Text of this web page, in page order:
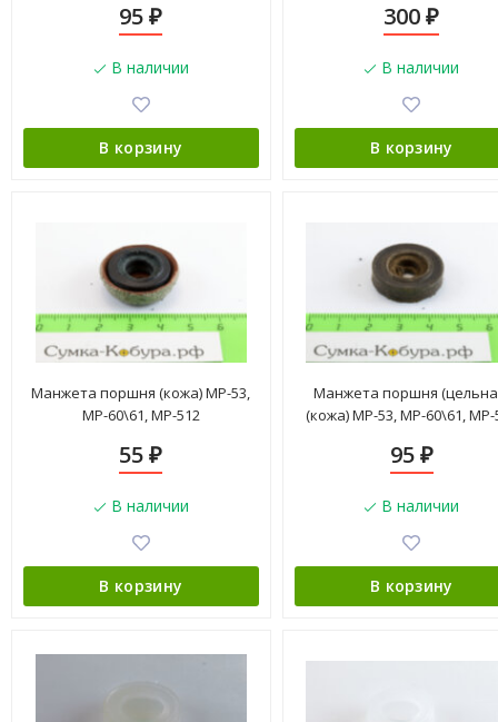
95₽
В наличии
В корзину
300₽
В наличии
В корзину
Манжета поршня (кожа) МР-53,
МР-60\61, МР-512
55₽
В наличии
В корзину
Манжета поршня
(кожа) МР-53, МР-60\61, МР-
95 ₽
В наличии
В корзину